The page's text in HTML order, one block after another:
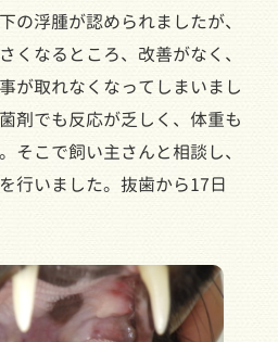
の浮腫が認められましたが、
くなるところ、改善がなく、
が取れなくなってしまいまし
剤でも反応が乏しく、体重も
そこで飼い主さんと相談し、
行いました。抜歯から17日